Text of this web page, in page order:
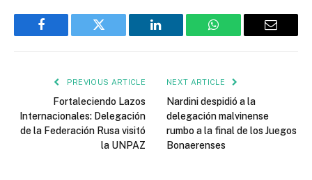
Facebook Twitter LinkedIn WhatsApp Email
PREVIOUS ARTICLE
Fortaleciendo Lazos
Internacionales: Delegación
de la Federación Rusa visitó
la UNPAZ
NEXT ARTICLE
Nardini despidió a la
delegación malvinense
rumbo a la final de los Juegos
Bonaerenses